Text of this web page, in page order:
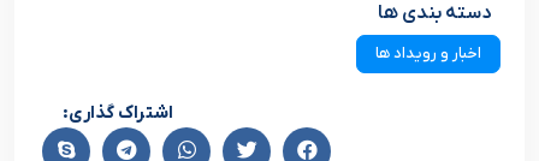
دسته بندی ها
اخبار و رویداد ها
اشتراک گذاری: